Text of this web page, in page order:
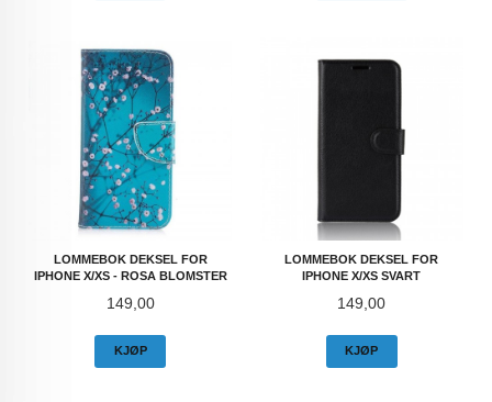
LOMMEBOK DEKSEL FOR
IPHONE X/XS - ROSA BLOMSTER
Pris
149,00
KJØP
LOMMEBOK DEKSEL FOR
IPHONE X/XS SVART
Pris
149,00
KJØP